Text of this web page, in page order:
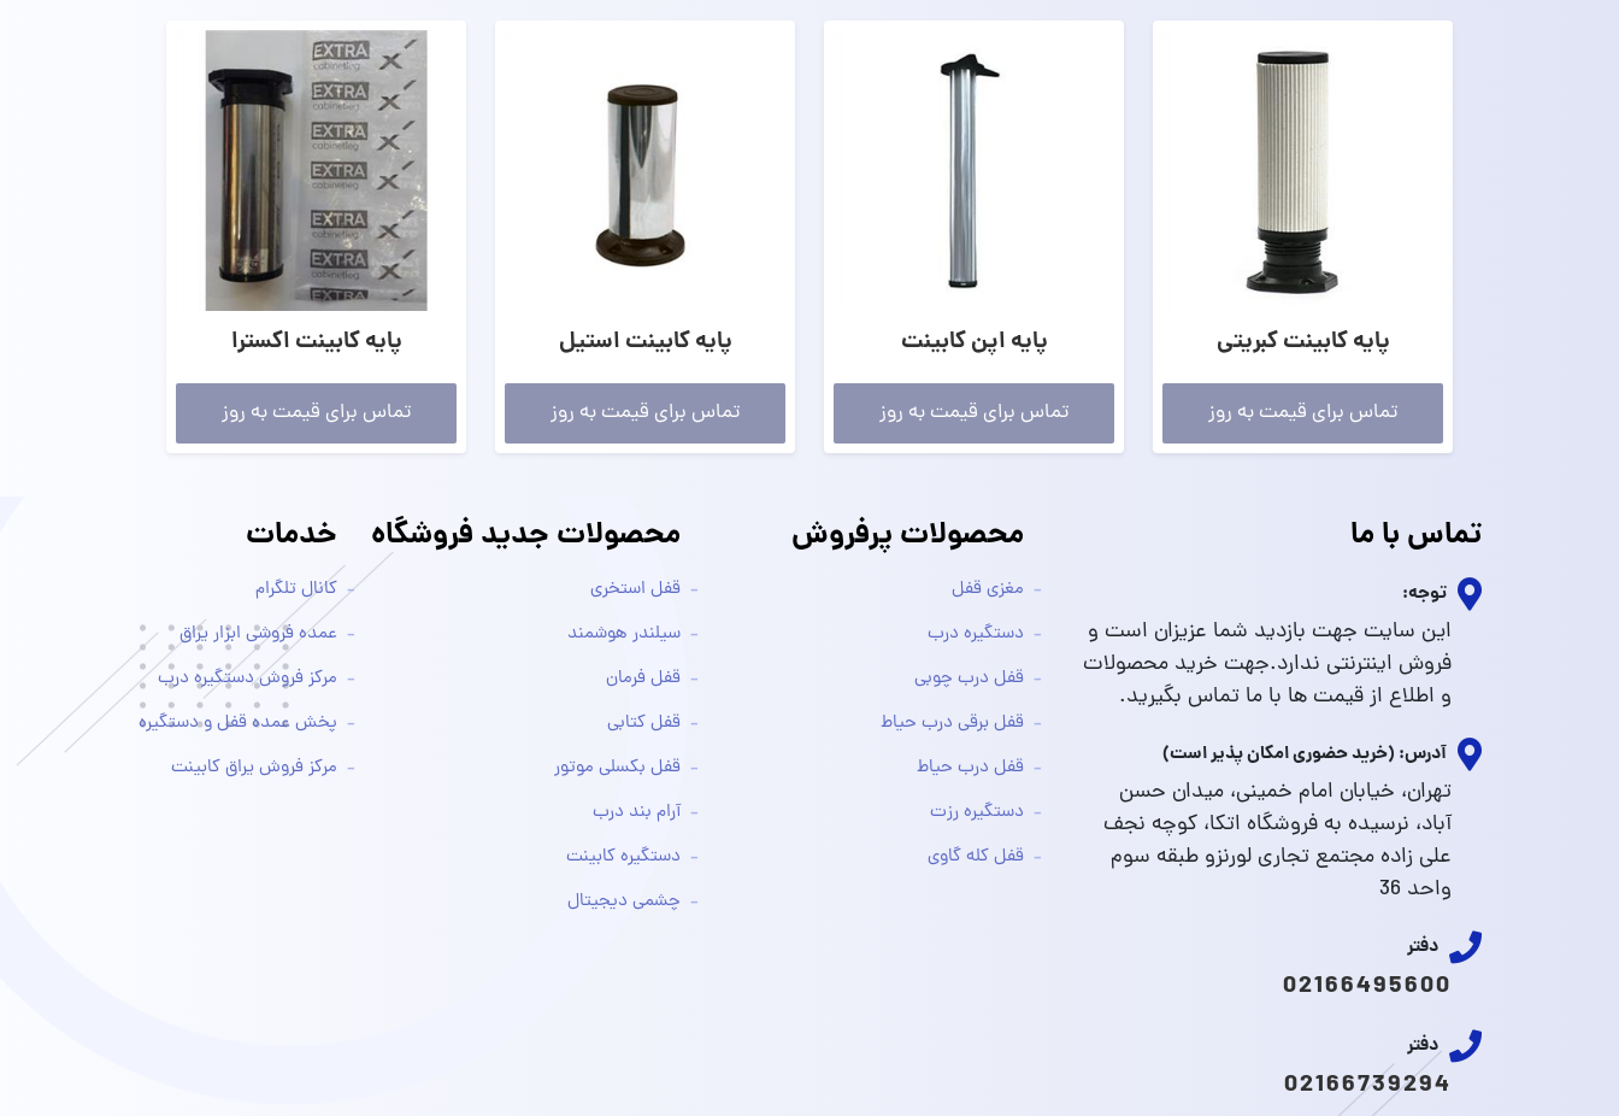
پایه کابینت کبریتی
تماس برای قیمت به روز
پایه اپن کابینت
تماس برای قیمت به روز
پایه کابینت استیل
تماس برای قیمت به روز
پایه کابینت اکسترا
تماس برای قیمت به روز
تماس با ما
توجه:
این سایت جهت بازدید شما عزیزان است و
فروش اینترنتی ندارد.جهت خرید محصولات
و اطلاع از قیمت ها با ما تماس بگیرید.
آدرس: (خرید حضوری امکان پذیر است)
تهران، خیابان امام خمینی، میدان حسن
آباد، نرسیده به فروشگاه اتکا، کوچه نجف
علی زاده مجتمع تجاری لورنزو طبقه سوم
واحد 36
دفتر
02166495600
دفتر
02166739294
محصولات پرفروش
مغزی قفل
دستگیره درب
قفل درب چوبی
قفل برقی درب حیاط
قفل درب حیاط
دستگیره رزت
قفل کله گاوی
محصولات جدید فروشگاه
قفل استخری
سیلندر هوشمند
قفل فرمان
قفل کتابی
قفل بکسلی موتور
آرام بند درب
دستگیره کابینت
چشمی دیجیتال
خدمات
کانال تلگرام
عمده فروشی ابزار یراق
مرکز فروش دستگیره درب
پخش عمده قفل و دستگیره
مرکز فروش یراق کابینت